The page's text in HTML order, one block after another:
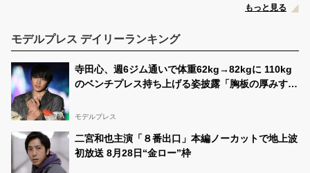
もっと見る
モデルプレス デイリーランキング
寺田心、週6ジム通いで体重62kg→82kgに 110kg
のベンチプレス持ち上げる姿披露「胸板の厚みすご
モデルプレス
二宮和也主演「８番出口」本編ノーカットで地上波
初放送 8月28日“金ロー”枠